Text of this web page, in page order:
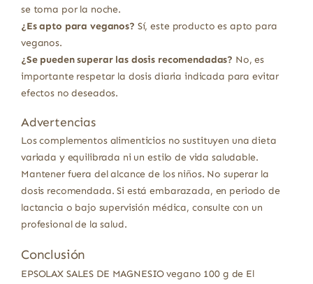
se toma por la noche.
¿Es apto para veganos? Sí, este producto es apto para
veganos.
¿Se pueden superar las dosis recomendadas? No, es
importante respetar la dosis diaria indicada para evitar
efectos no deseados.
Advertencias
Los complementos alimenticios no sustituyen una dieta
variada y equilibrada ni un estilo de vida saludable.
Mantener fuera del alcance de los niños. No superar la
dosis recomendada. Si está embarazada, en periodo de
lactancia o bajo supervisión médica, consulte con un
profesional de la salud.
Conclusión
EPSOLAX SALES DE MAGNESIO vegano 100 g de El